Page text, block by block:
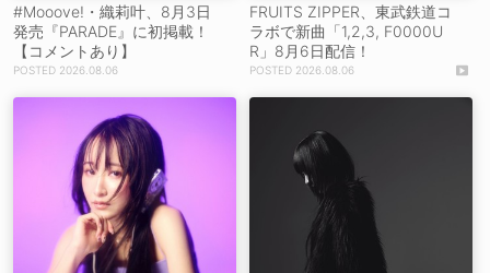
#Mooove!・織莉叶、8月3日
発売『PARADE』に初掲載！
【コメントあり】
2026.08.06
FRUITS ZIPPER、東武鉄道コ
ラボで新曲「1,2,3, F0000U
R」8月6日配信！
2026.08.06